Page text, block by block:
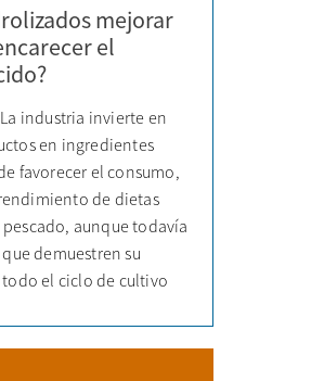
mejorar
el
industria invierte en
en ingredientes
favorecer el consumo,
de dietas
aunque todavía
demuestren su
el ciclo de cultivo